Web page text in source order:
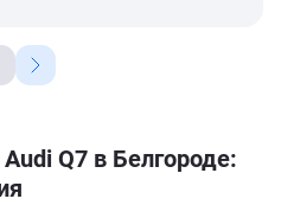
Q7 в Белгороде: